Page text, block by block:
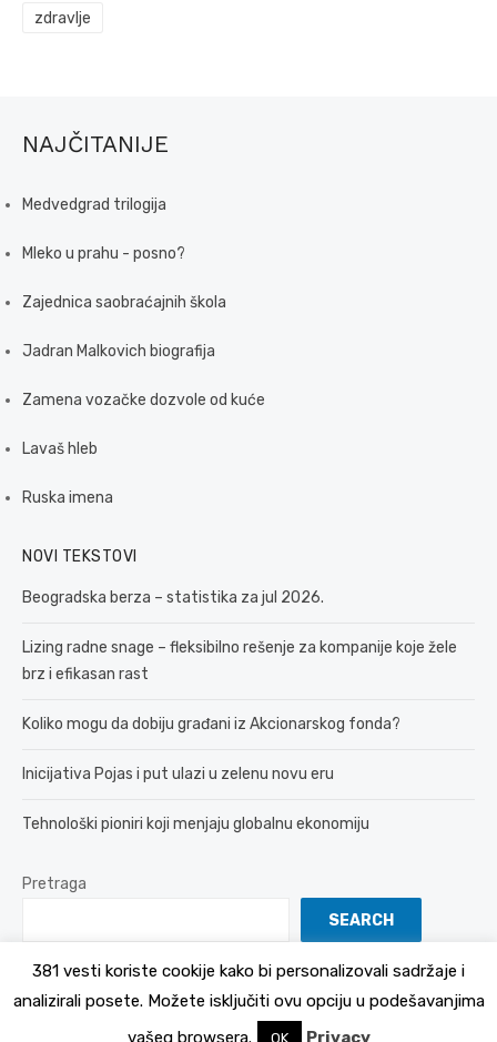
zdravlje
NAJČITANIJE
Medvedgrad trilogija
Mleko u prahu - posno?
Zajednica saobraćajnih škola
Jadran Malkovich biografija
Zamena vozačke dozvole od kuće
Lavaš hleb
Ruska imena
NOVI TEKSTOVI
Beogradska berza – statistika za jul 2026.
Lizing radne snage – fleksibilno rešenje za kompanije koje žele
brz i efikasan rast
Koliko mogu da dobiju građani iz Akcionarskog fonda?
Inicijativa Pojas i put ulazi u zelenu novu eru
Tehnološki pioniri koji menjaju globalnu ekonomiju
Pretraga
SEARCH
Politika Privatnosti
381 vesti koriste cookije kako bi personalizovali sadržaje i
analizirali posete. Možete isključiti ovu opciju u podešavanjima
vašeg browsera.
OK Privacy